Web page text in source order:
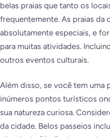
belas praias que tanto os
frequentemente. As praias da
absolutamente especiais, e
para muitas atividades.
outros eventos culturais.
Além disso, se você tem uma
inúmeros pontos turísticos
sua natureza curiosa.
da cidade. Belos passeios